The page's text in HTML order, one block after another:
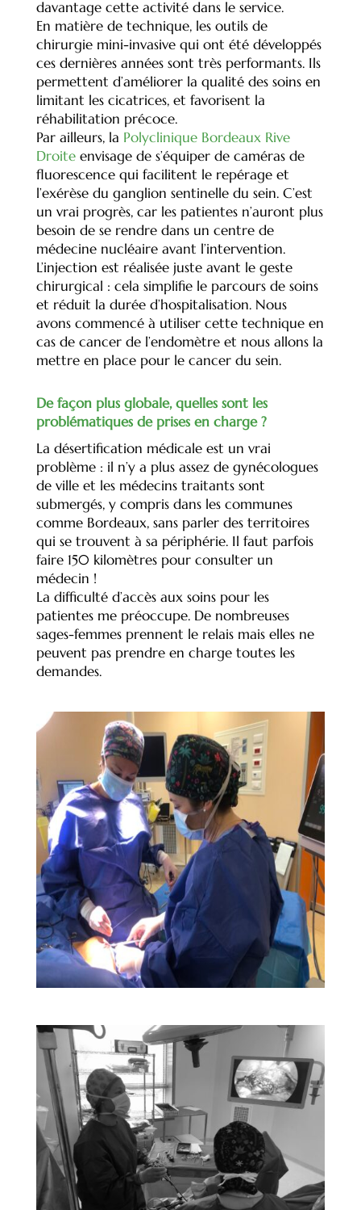
davantage cette activité dans le service.
En matière de technique, les outils de
chirurgie mini-invasive qui ont été développés
ces dernières années sont très performants. Ils
permettent d’améliorer la qualité des soins en
limitant les cicatrices, et favorisent la
réhabilitation précoce.
Par ailleurs, la Polyclinique Bordeaux Rive
Droiteenvisage de s’équiper de caméras de
fluorescence qui facilitent le repérage et
l’exérèse du ganglion sentinelle du sein. C’est
un vrai progrès, car les patientes n’auront plus
besoin de se rendre dans un centre de
médecine nucléaire avant l’intervention.
L’injection est réalisée juste avant le geste
chirurgical : cela simplifie le parcours de soins
et réduit la durée d’hospitalisation. Nous
avons commencé à utiliser cette technique en
cas de cancer de l’endomètre et nous allons la
mettre en place pour le cancer du sein.
De façon plus globale, quelles sont les
problématiques de prises en charge ?
La désertification médicale est un vrai
problème : il n’y a plus assez de gynécologues
de ville et les médecins traitants sont
submergés, y compris dans les communes
comme Bordeaux, sans parler des territoires
qui se trouvent à sa périphérie. Il faut parfois
faire 150 kilomètres pour consulter un
médecin !
La difficulté d’accès aux soins pour les
patientes me préoccupe. De nombreuses
sages-femmes prennent le relais mais elles ne
peuvent pas prendre en charge toutes les
demandes.